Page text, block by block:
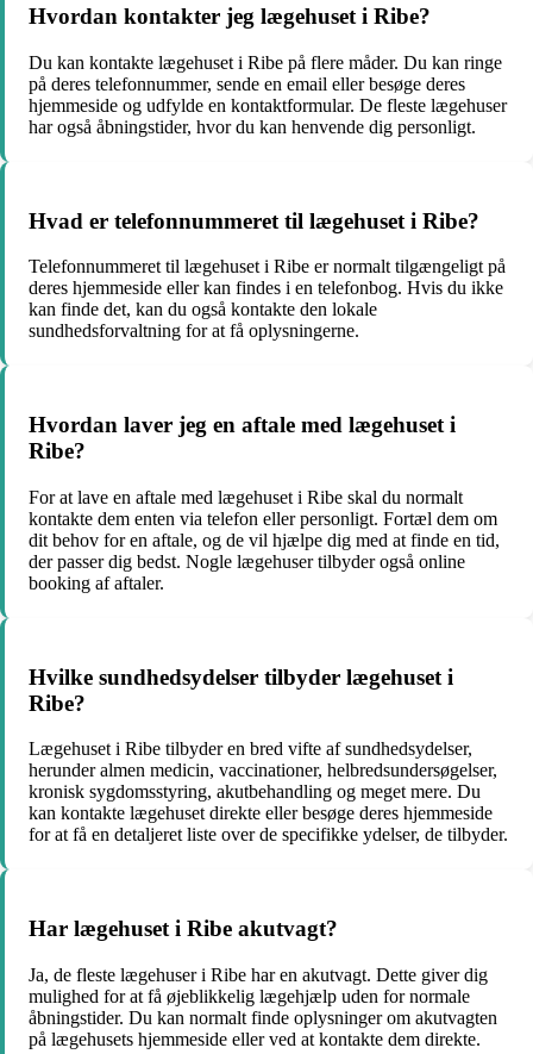
Hvordan kontakter jeg lægehuset i Ribe?
Du kan kontakte lægehuset i Ribe på flere måder. Du kan ringe
på deres telefonnummer, sende en email eller besøge deres
hjemmeside og udfylde en kontaktformular. De fleste lægehuser
har også åbningstider, hvor du kan henvende dig personligt.
Hvad er telefonnummeret til lægehuset i Ribe?
Telefonnummeret til lægehuset i Ribe er normalt tilgængeligt på
deres hjemmeside eller kan findes i en telefonbog. Hvis du ikke
kan finde det, kan du også kontakte den lokale
sundhedsforvaltning for at få oplysningerne.
Hvordan laver jeg en aftale med lægehuset i
Ribe?
For at lave en aftale med lægehuset i Ribe skal du normalt
kontakte dem enten via telefon eller personligt. Fortæl dem om
dit behov for en aftale, og de vil hjælpe dig med at finde en tid,
der passer dig bedst. Nogle lægehuser tilbyder også online
booking af aftaler.
Hvilke sundhedsydelser tilbyder lægehuset i
Ribe?
Lægehuset i Ribe tilbyder en bred vifte af sundhedsydelser,
herunder almen medicin, vaccinationer, helbredsundersøgelser,
kronisk sygdomsstyring, akutbehandling og meget mere. Du
kan kontakte lægehuset direkte eller besøge deres hjemmeside
for at få en detaljeret liste over de specifikke ydelser, de tilbyder.
Har lægehuset i Ribe akutvagt?
Ja, de fleste lægehuser i Ribe har en akutvagt. Dette giver dig
mulighed for at få øjeblikkelig lægehjælp uden for normale
åbningstider. Du kan normalt finde oplysninger om akutvagten
på lægehusets hjemmeside eller ved at kontakte dem direkte.